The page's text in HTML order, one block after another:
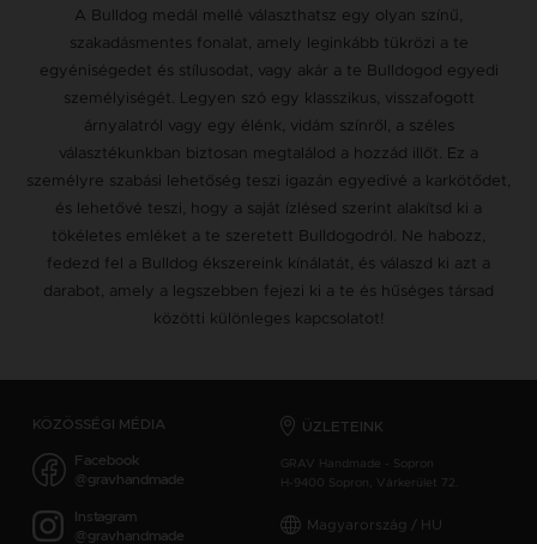
A Bulldog medál mellé választhatsz egy olyan színű,
szakadásmentes fonalat, amely leginkább tükrözi a te
egyéniségedet és stílusodat, vagy akár a te Bulldogod egyedi
személyiségét. Legyen szó egy klasszikus, visszafogott
árnyalatról vagy egy élénk, vidám színről, a széles
választékunkban biztosan megtalálod a hozzád illőt. Ez a
személyre szabási lehetőség teszi igazán egyedivé a karkötődet,
és lehetővé teszi, hogy a saját ízlésed szerint alakítsd ki a
tökéletes emléket a te szeretett Bulldogodról. Ne habozz,
fedezd fel a Bulldog ékszereink kínálatát, és válaszd ki azt a
darabot, amely a legszebben fejezi ki a te és hűséges társad
közötti különleges kapcsolatot!
KÖZÖSSÉGI MÉDIA
Facebook
@gravhandmade
Instagram
@gravhandmade
ÜZLETEINK
GRAV Handmade - Sopron
H-9400 Sopron, Várkerület 72.
Magyarország / HU